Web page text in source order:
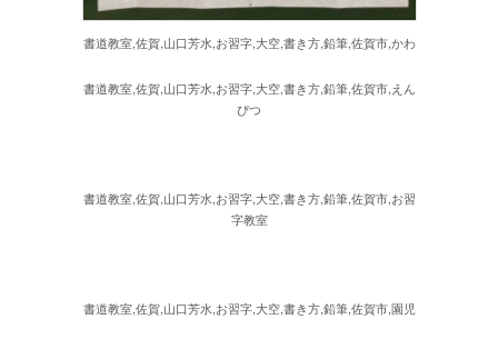
書道教室,佐賀,山口芳水,お習字,大空,書き方,鉛筆,佐賀市,かわ
書道教室,佐賀,山口芳水,お習字,大空,書き方,鉛筆,佐賀市,えん
ぴつ
書道教室,佐賀,山口芳水,お習字,大空,書き方,鉛筆,佐賀市,お習
字教室
書道教室,佐賀,山口芳水,お習字,大空,書き方,鉛筆,佐賀市,園児